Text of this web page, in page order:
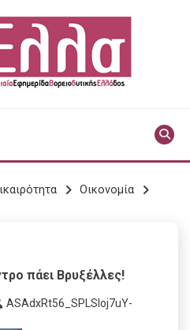
Οικονομία
πάει Βρυξέλλες!
ASAdxRt56_SPLSIoj7uY-